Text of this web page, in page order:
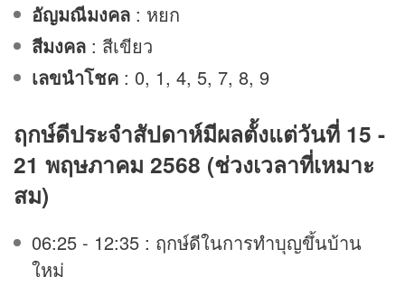
อัญมณีมงคล : หยก
สีมงคล : สีเขียว
เลขนำโชค : 0, 1, 4, 5, 7, 8, 9
ฤกษ์ดีประจำสัปดาห์มีผลตั้งแต่วันที่ 15 -
21 พฤษภาคม 2568 (ช่วงเวลาที่เหมาะ
สม)
06:25 - 12:35 : ฤกษ์ดีในการทำบุญขึ้นบ้าน
ใหม่